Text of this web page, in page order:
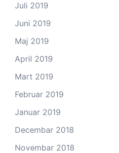
Juli 2019
Juni 2019
Maj 2019
April 2019
Mart 2019
Februar 2019
Januar 2019
Decembar 2018
Novembar 2018